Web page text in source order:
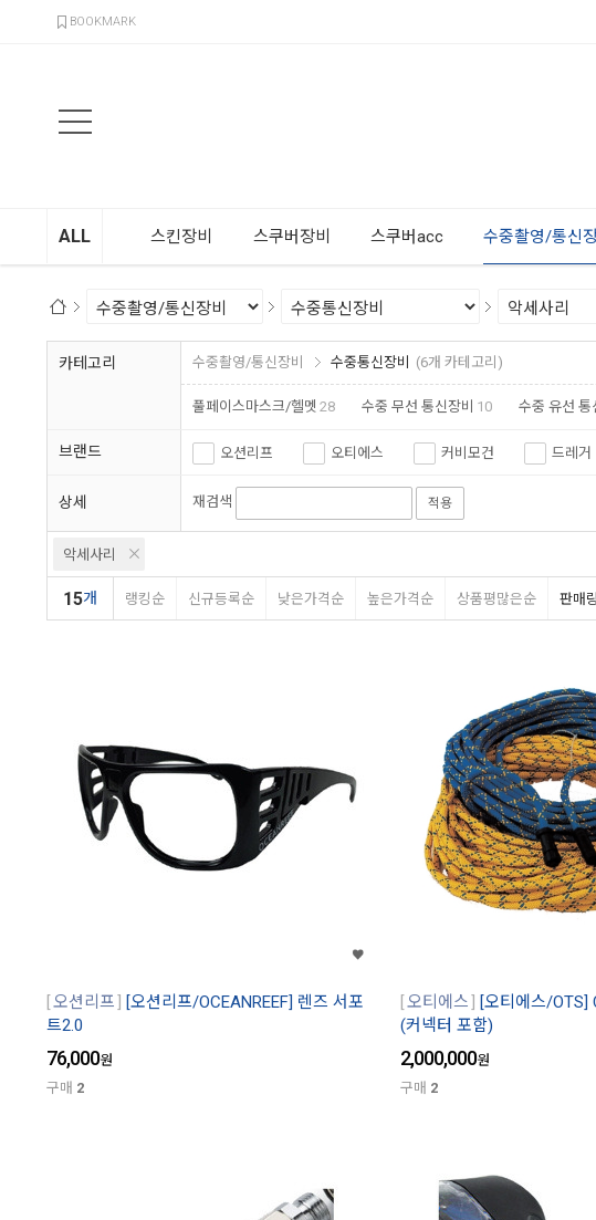
BOOKMARK
ALL 스킨장비 스쿠버장비 스쿠버acc 수중촬영/통신
카테고리 수중촬영/통신장비 수중통신장비 (6개 카테고리)
풀페이스마스크/헬멧 28 수중 무선 통신장비 10 수중 유선 통
브랜드 오션리프 오티에스 커비모건 드레거
상세 재검색 적용
악세사리
15개 랭킹순 신규등록순 낮은가격순 높은가격순 상품평많은순 판매
오션리프
[오션리프/OCEANREEF] 렌즈 서포
트2.0
76,000원
구매 2
오티에스
[오티에스/OTS]
(커넥터 포함)
2,000,000원
구매 2